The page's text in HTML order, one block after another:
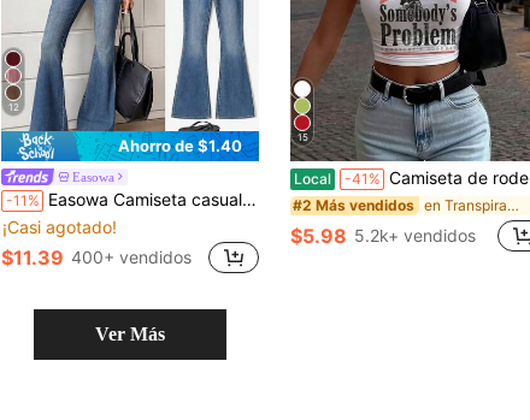
12
Ahorro de $1.40
Easowa
-11% Easowa Camiseta casual de manga corta con cuello en V y mangas murciélago de unicolor para mujer
¡Casi agotado!
$11.39 400+ vendidos
15
Local -41% Camiseta de rodeo "Someone's Problem" – Camiseta estilo Y2K | Top de manga corta con cuello redondo y ajuste entallado para mujer | Un imprescindible para vaqueras y entusiastas del rodeo.
#2 Más vendidos en Transpirable Tops, blusas y camisetas de mujer
$5.98 5.2k+ vendidos
Ver Más